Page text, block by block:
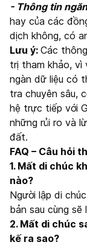
- Thông tin
hay của các
dịch không, có
Lưu ý: Các
trị tham khảo,
ngàn dữ liệu có
tra chuyên sâu,
hệ trực tiếp với
những rủi ro và
đất.
FAQ – Câu hỏi
1. Mất di chúc
nào?
Người lập di
bản sau cùng sẽ
2. Mất di chúc
kế ra sao?